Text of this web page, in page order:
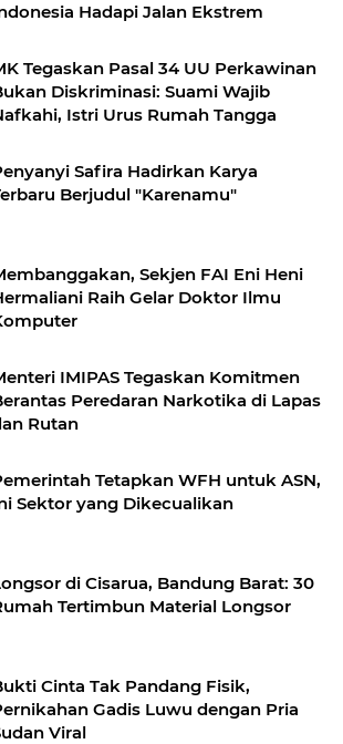
Hadapi Jalan Ekstrem
Tegaskan Pasal 34 UU Perkawinan
Diskriminasi: Suami Wajib
Istri Urus Rumah Tangga
Safira Hadirkan Karya
Berjudul "Karenamu"
Sekjen FAI Eni Heni
Raih Gelar Doktor Ilmu
IMIPAS Tegaskan Komitmen
Peredaran Narkotika di Lapas
Rutan
Tetapkan WFH untuk ASN,
Sektor yang Dikecualikan
di Cisarua, Bandung Barat: 30
Tertimbun Material Longsor
Cinta Tak Pandang Fisik,
Gadis Luwu dengan Pria
Viral